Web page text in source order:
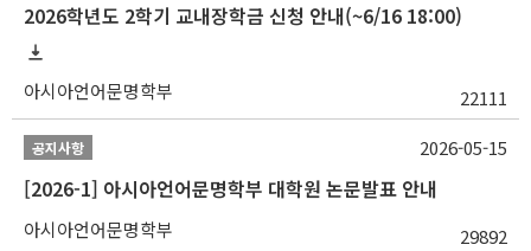
2026학년도 2학기 교내장학금 신청 안내(~6/16 18:00)
아시아언어문명학부 22111
공지사항
[2026-1] 아시아언어문명학부 대학원 논문발표 안내
아시아언어문명학부 29892
2026-05-15